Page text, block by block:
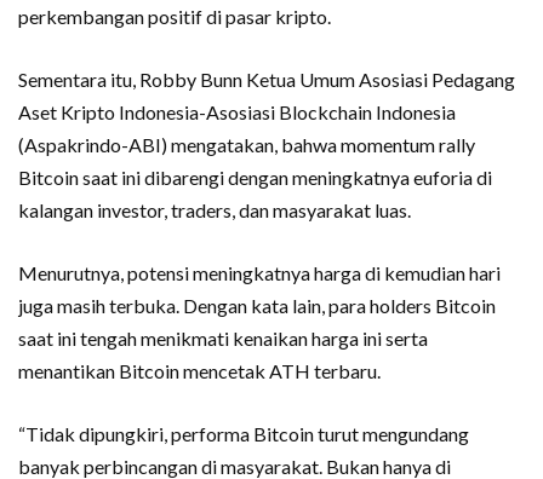
perkembangan positif di pasar kripto.
Sementara itu, Robby Bunn Ketua Umum Asosiasi Pedagang
Aset Kripto Indonesia-Asosiasi Blockchain Indonesia
(Aspakrindo-ABI) mengatakan, bahwa momentum rally
Bitcoin saat ini dibarengi dengan meningkatnya euforia di
kalangan investor, traders, dan masyarakat luas.
Menurutnya, potensi meningkatnya harga di kemudian hari
juga masih terbuka. Dengan kata lain, para holders Bitcoin
saat ini tengah menikmati kenaikan harga ini serta
menantikan Bitcoin mencetak ATH terbaru.
“Tidak dipungkiri, performa Bitcoin turut mengundang
banyak perbincangan di masyarakat. Bukan hanya di